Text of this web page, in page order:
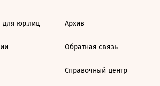
для юр.лиц Архив
Обратная связь
Справочный центр